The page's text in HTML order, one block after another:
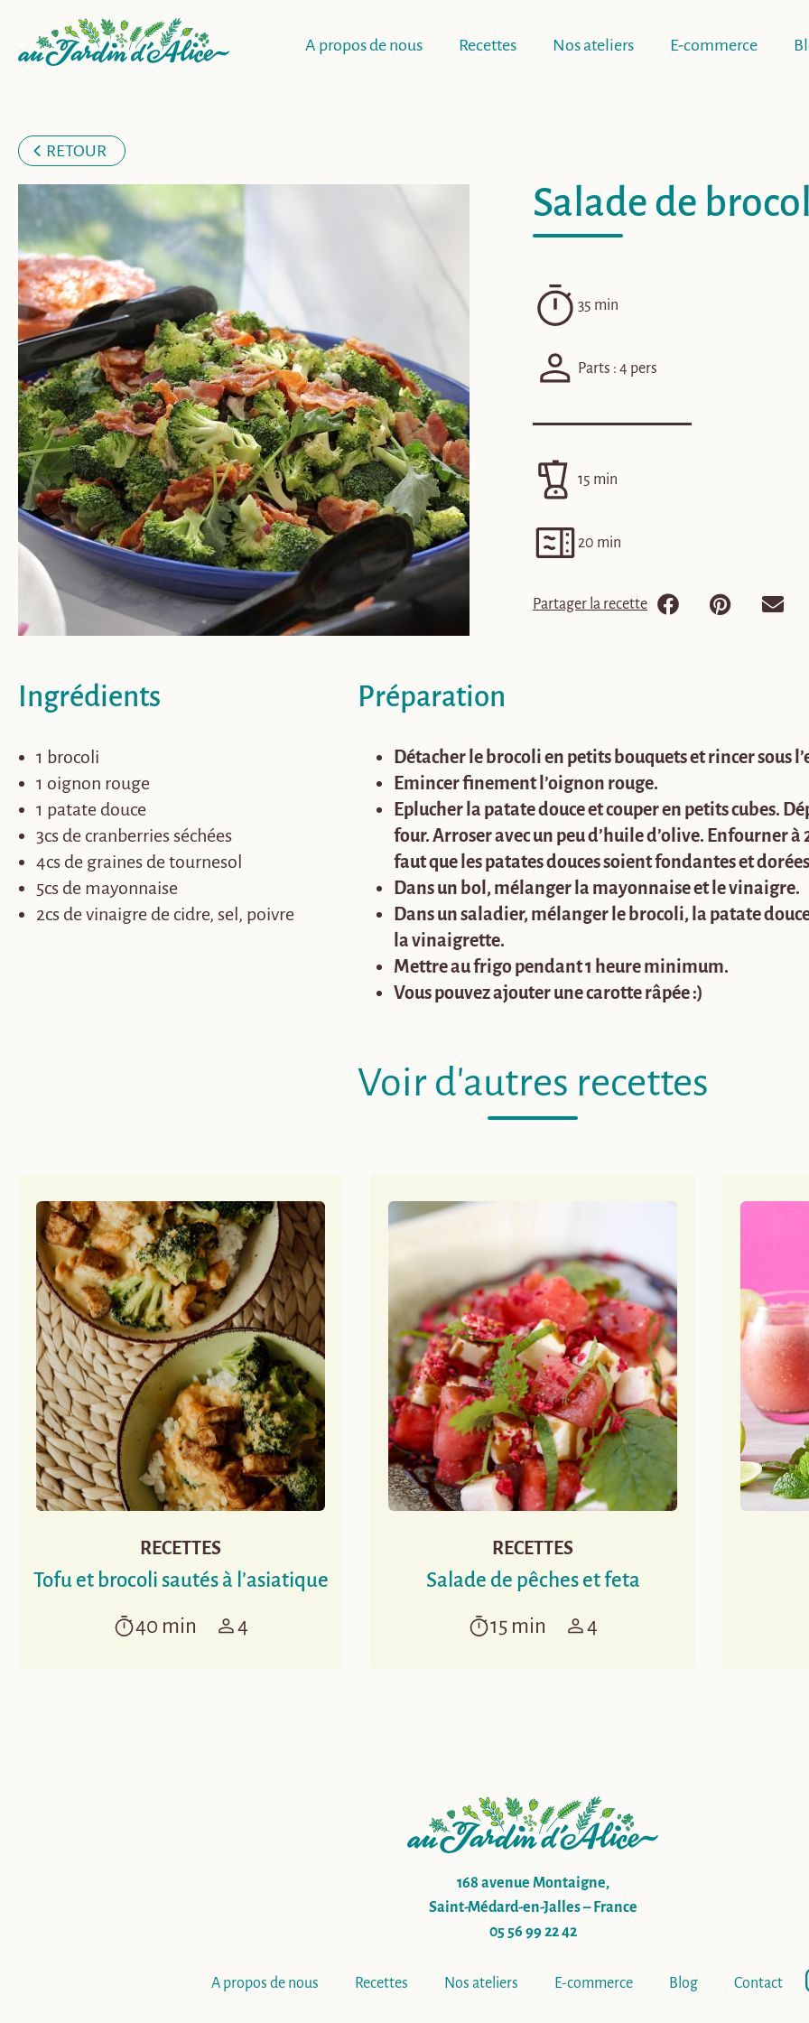
A propos de nous Recettes Nos ateliers E-commerce
RETOUR
Salade de
35 min
Parts : 4 pers
15 min
20 min
Partager la recette
Ingrédients
1 brocoli
1 oignon rouge
1 patate douce
3cs de cranberries séchées
4cs de graines de tournesol
5cs de mayonnaise
2cs de vinaigre de cidre, sel, poivre
Préparation
Détacher le brocoli en petits bouquetset rincer sous
Emincer finement l’oignon rouge.
Eplucher la patate douce et couper en petits cubes.
four. Arroser avec un peu d’huile d’olive. Enfourner
faut que les patates douces soient fondantes et
Dans un bol, mélanger la mayonnaise et le vinaigre.
Dans un saladier, mélanger le brocoli, la patate
la vinaigrette.
Mettre au frigo pendant 1 heure minimum.
Vous pouvez ajouter une carotte râpée :)
Voir d'autres recettes
RECETTES
Tofu et brocoli sautés à l’asiatique
40 min 4
RECETTES
Salade de pêches et feta
15 min 4
168 avenue Montaigne,
Saint-Médard-en-Jalles – France
05 56 99 22 42
A propos de nous Recettes Nos ateliers E-commerce Blog Contact